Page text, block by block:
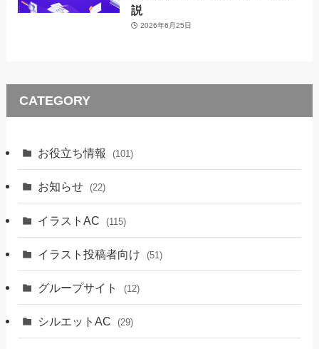
説
2026年6月25日
CATEGORY
お役立ち情報 (101)
お知らせ (22)
イラストAC (115)
イラスト投稿者向け (51)
グループサイト (12)
シルエットAC (29)